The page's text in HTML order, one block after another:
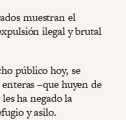
muestran el
ilegal y brutal
público hoy, se
–que huyen de
ha negado la
y asilo.